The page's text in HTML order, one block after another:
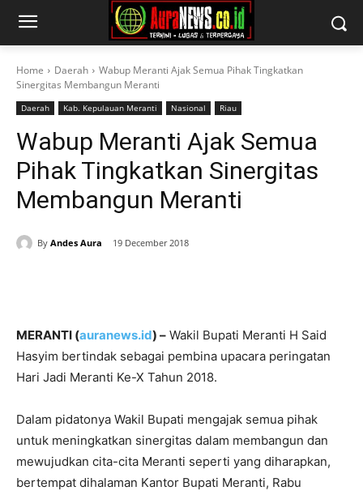
Home Daerah
Wabup Meranti Ajak Semua Pihak Tingkatkan
Sinergitas Membangun Meranti
Daerah Kab. Kepulauan Meranti Nasional Riau
Wabup Meranti Ajak Semua
Pihak Tingkatkan Sinergitas
Membangun Meranti
By Andes Aura 19 December 2018
MERANTI (auranews.id) – Wakil Bupati Meranti H Said
Hasyim bertindak sebagai pembina upacara peringatan
Hari Jadi Meranti Ke-X Tahun 2018.
Dalam pidatonya Wakil Bupati mengajak semua pihak
untuk meningkatkan sinergitas dalam membangun dan
mewujudkan cita-cita Meranti seperti yang diharapkan,
bertempat dihalaman Kantor Bupati Meranti, Rabu